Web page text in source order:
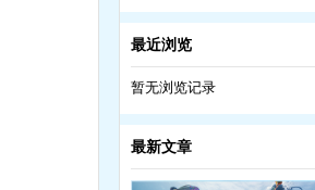
最近浏览
暂无浏览记录
最新文章